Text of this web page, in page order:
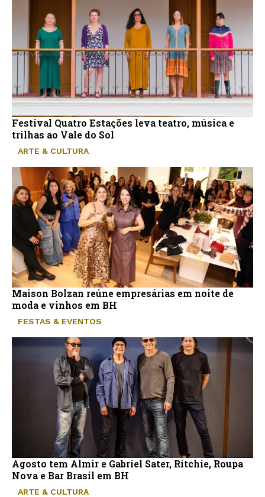
Festival Quatro Estações leva teatro, música e
trilhas ao Vale do Sol
ARTE & CULTURA
Maison Bolzan reúne empresárias em noite de
moda e vinhos em BH
FESTAS & EVENTOS
Agosto tem Almir e Gabriel Sater, Ritchie, Roupa
Nova e Bar Brasil em BH
ARTE & CULTURA